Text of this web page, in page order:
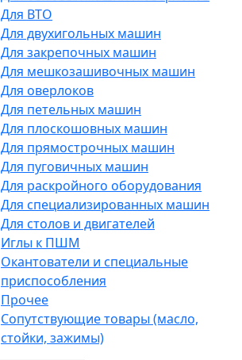
Для ВТО
Для двухигольных машин
Для закрепочных машин
Для мешкозашивочных машин
Для оверлоков
Для петельных машин
Для плоскошовных машин
Для прямострочных машин
Для пуговичных машин
Для раскройного оборудования
Для специализированных машин
Для столов и двигателей
Иглы к ПШМ
Окантователи и специальные
приспособления
Прочее
Сопутствующие товары (масло,
стойки, зажимы)